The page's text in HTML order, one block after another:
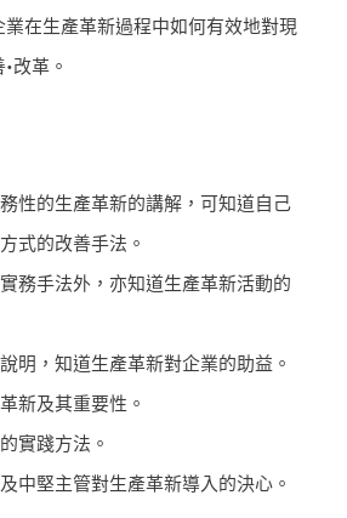
在生產革新過程中如何有效地對現
改革。
性的生產革新的講解，可知道自己
式的改善手法。
務手法外，亦知道生產革新活動的
明，知道生產革新對企業的助益。
新及其重要性。
實踐方法。
中堅主管對生產革新導入的決心。